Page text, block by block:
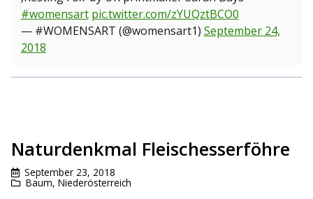
#womensart pic.twitter.com/zYUQztBCO0
— #WOMENSART (@womensart1) September 24,
2018
Naturdenkmal Fleischesserföhre
September 23, 2018
Baum, Niederösterreich